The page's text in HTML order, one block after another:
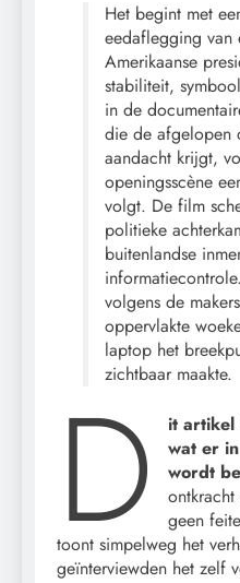
Het begint met
eedaflegging van
Amerikaanse
stabiliteit,
in de
die de afgelopen
aandacht krijgt,
openingsscène
volgt. De film
politieke
buitenlandse
volgens de
oppervlakte
laptop het
zichtbaar maakte.
D it artikel
wat er
wordt
geen
toont simpelweg het
geïnterviewden het zelf